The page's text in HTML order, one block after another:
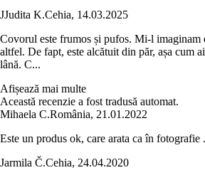
JJudita K.Cehia, 14.03.2025
Covorul este frumos și pufos. Mi-l imaginam
altfel. De fapt, este alcătuit din păr, așa cum
lână. C...
Afișează mai multe
Această recenzie a fost tradusă automat.
Mihaela C.România, 21.01.2022
Este un produs ok, care arata ca în fotografie .
Jarmila Č.Cehia, 24.04.2020